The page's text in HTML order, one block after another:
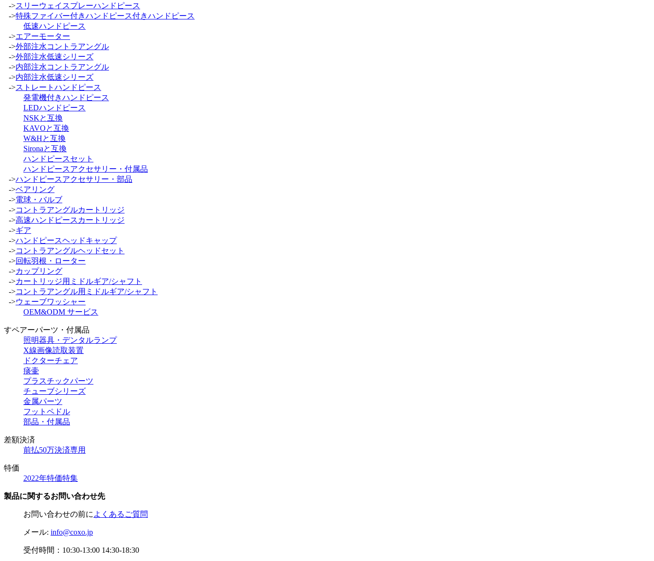
->スリーウェイスプレーハンドピース
->特殊ファイバー付きハンドピース付きハンドピース
低速ハンドピース
->エアーモーター
->外部注水コントラアングル
->外部注水低速シリーズ
->内部注水コントラアングル
->内部注水低速シリーズ
->ストレートハンドピース
発電機付きハンドピース
LEDハンドピース
NSKと互換
KAVOと互換
W&Hと互換
Sironaと互換
ハンドピースセット
ハンドピースアクセサリー・付属品
->ハンドピースアクセサリー・部品
->ベアリング
->電球・バルブ
->コントラアングルカートリッジ
->高速ハンドピースカートリッジ
->ギア
->ハンドピースヘッドキャップ
->コントラアングルヘッドセット
->回転羽根・ローター
->カップリング
->カートリッジ用ミドルギア/シャフト
->コントラアングル用ミドルギア/シャフト
->ウェーブワッシャー
OEM&ODM サービス
すペアーパーツ・付属品
照明器具・デンタルランプ
X線画像読取装置
ドクターチェア
痰壷
プラスチックパーツ
チューブシリーズ
金属パーツ
フットペドル
部品・付属品
差額決済
前払50万決済専用
特価
2022年特価特集
製品に関するお問い合わせ先
お問い合わせの前に よくあるご質問
メール: info@coxo.jp
受付時間：10:30-13:00 14:30-18:30